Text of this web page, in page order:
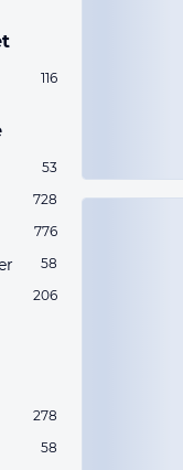
116
53
728
776
58
206
278
58